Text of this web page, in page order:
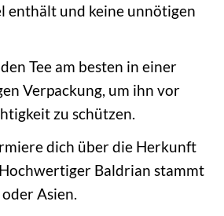
enthält und keine unnötigen
Tee am besten in einer
Verpackung, um ihn vor
zu schützen.
dich über die Herkunft
Baldrian stammt
Asien.